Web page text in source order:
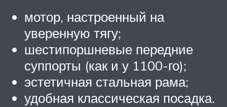
мотор, настроенный на
уверенную тягу;
шестипоршневые передние
суппорты (как и у 1100-го);
эстетичная стальная рама;
удобная классическая посадка.